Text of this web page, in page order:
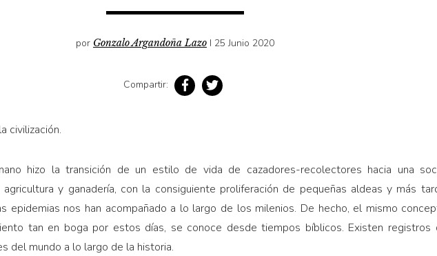
por Gonzalo Argandoña Lazo I 25 Junio 2020
Compartir:
civilización.
hizo la transición de un estilo de vida de cazadores-recolecto­res hacia una
agricultura y ganadería, con la consiguiente prolife­ración de pequeñas aldeas y más
epidemias nos han acompañado a lo largo de los milenios. De hecho, el mismo
tan en boga por estos días, se conoce desde tiempos bíblicos. Existen regis­tros
del mundo a lo largo de la historia.